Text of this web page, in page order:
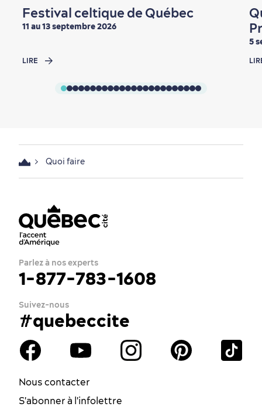
Festival celtique de Québec
11 au 13 septembre 2026
LIRE
5
Quoi faire
Parlez à nos experts
1-877-783-1608
Suivez-nous
#quebeccite
Nous contacter
S'abonner à l'infolettre